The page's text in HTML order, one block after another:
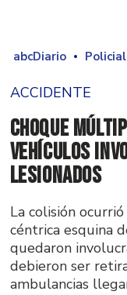
abcDiario
ACCIDENTE
Choque
vehículos
lesionados
La colisión
céntrica esquina
quedaron
debieron ser
ambulancias